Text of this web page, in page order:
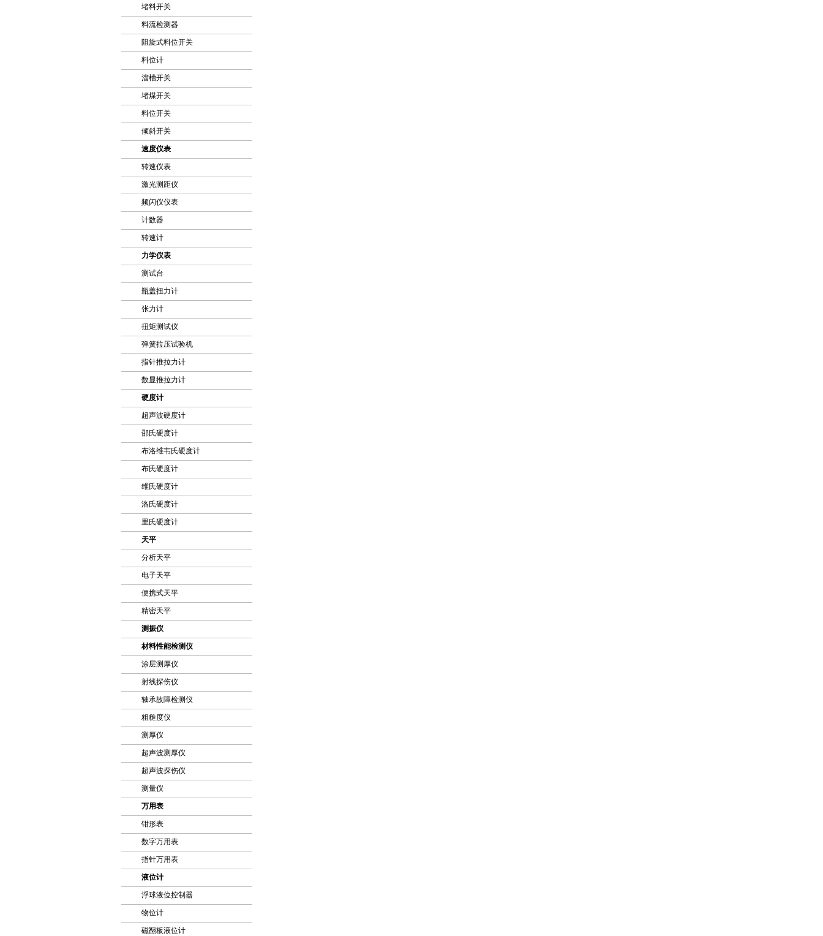
堵料开关
料流检测器
阻旋式料位开关
料位计
溜槽开关
堵煤开关
料位开关
倾斜开关
速度仪表
转速仪表
激光测距仪
频闪仪仪表
计数器
转速计
力学仪表
测试台
瓶盖扭力计
张力计
扭矩测试仪
弹簧拉压试验机
指针推拉力计
数显推拉力计
硬度计
超声波硬度计
邵氏硬度计
布洛维韦氏硬度计
布氏硬度计
维氏硬度计
洛氏硬度计
里氏硬度计
天平
分析天平
电子天平
便携式天平
精密天平
测振仪
材料性能检测仪
涂层测厚仪
射线探伤仪
轴承故障检测仪
粗糙度仪
测厚仪
超声波测厚仪
超声波探伤仪
测量仪
万用表
钳形表
数字万用表
指针万用表
液位计
浮球液位控制器
物位计
磁翻板液位计